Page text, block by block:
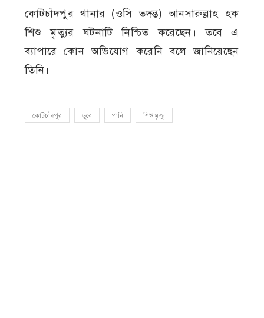
কোটচাঁদপুর থানার (ওসি তদন্ত) আনসারুল্লাহ হক
শিশু মৃত্যুর ঘটনাটি নিশ্চিত করেছেন। তবে এ
ব্যাপারে কোন অভিযোগ করেনি বলে জানিয়েছেন
তিনি।
কোটচাঁদপুর ডুবে পানি শিশু মৃত্যু